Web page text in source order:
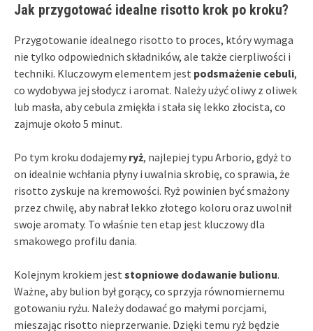
Jak przygotować idealne risotto krok po kroku?
Przygotowanie idealnego risotto to proces, który wymaga
nie tylko odpowiednich składników, ale także cierpliwości i
techniki. Kluczowym elementem jest podsmażenie cebuli,
co wydobywa jej słodycz i aromat. Należy użyć oliwy z oliwek
lub masła, aby cebula zmiękła i stała się lekko złocista, co
zajmuje około 5 minut.
Po tym kroku dodajemy ryż, najlepiej typu Arborio, gdyż to
on idealnie wchłania płyny i uwalnia skrobię, co sprawia, że
risotto zyskuje na kremowości. Ryż powinien być smażony
przez chwilę, aby nabrał lekko złotego koloru oraz uwolnił
swoje aromaty. To właśnie ten etap jest kluczowy dla
smakowego profilu dania.
Kolejnym krokiem jest stopniowe dodawanie bulionu.
Ważne, aby bulion był gorący, co sprzyja równomiernemu
gotowaniu ryżu. Należy dodawać go małymi porcjami,
mieszając risotto nieprzerwanie. Dzięki temu ryż będzie